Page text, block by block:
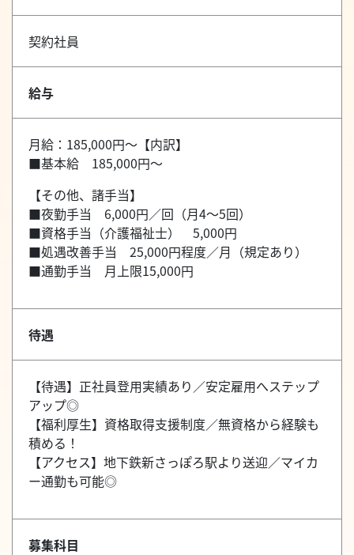
契約社員
給与
月給：185,000円～【内訳】
■基本給 185,000円～
【その他、諸手当】
■夜勤手当 6,000円／回（月4～5回）
■資格手当（介護福祉士） 5,000円
■処遇改善手当 25,000円程度／月（規定あり）
■通勤手当 月上限15,000円
待遇
【待遇】正社員登用実績あり／安定雇用へステップ
アップ◎
【福利厚生】資格取得支援制度／無資格から経験も
積める！
【アクセス】地下鉄新さっぽろ駅より送迎／マイカ
ー通勤も可能◎
募集科目